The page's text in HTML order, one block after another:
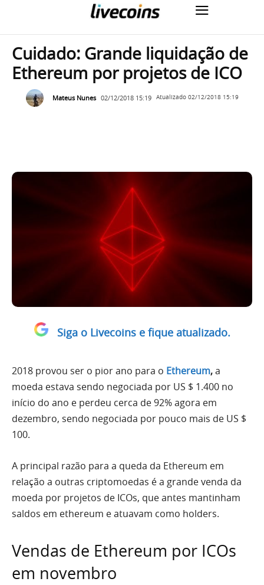
Cuidado: Grande liquidação de
Ethereum por projetos de ICO
Mateus Nunes 02/12/2018 15:19 Atualizado 02/12/2018 15:19
Siga o Livecoins e fique atualizado.
2018 provou ser o pior ano para o Ethereum,a
moeda estava sendo negociada por US $ 1.400 no
início do ano e perdeu cerca de 92% agora em
dezembro, sendo negociada por pouco mais de US $
100.
A principal razão para a queda da Ethereum em
relação a outras criptomoedas é a grande venda da
moeda por projetos de ICOs, que antes mantinham
saldos em ethereum e atuavam como holders.
Vendas de Ethereum por ICOs
em novembro